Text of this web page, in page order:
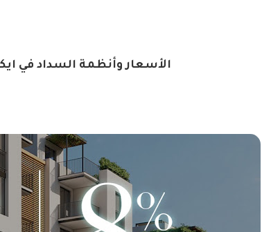
الأسعار وأنظمة السداد في ايكو